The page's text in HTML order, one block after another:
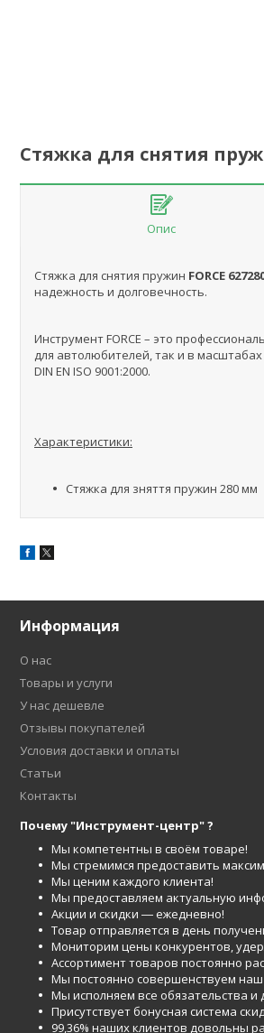
Стяжка для снятия
Опис
Стяжка для снятия пружин FORCE
надежность и долговечность.
Инструмент FORCE – это
для автолюбителей, так и в
DIN EN ISO 9001:2000.
Характеристики:
Стяжка для зняття пружин 280 мм
Информация
О нас
Товары и услуги
У нас дешевле
Отзывы покупателей
Условия доставки и оплаты
Статьи
Контакты
Почему "Инструмент-центр" ?
Мы компетентны в своём товаре!
Мы стремимся предоставить
Мы ценим каждого клиента!
Мы предоставляем актуальную
Акции и скидки ― ежедневно!
Товар отправляется в день
Мониторим цены конкурентов,
Ассортимент товаров постоянно
Мы постоянно совершенствуем наш
Мы исполняем все обязательства
Присутствует бонусная система
99,36% наших клиентов довольны